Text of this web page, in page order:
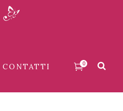
CONTATTI 0